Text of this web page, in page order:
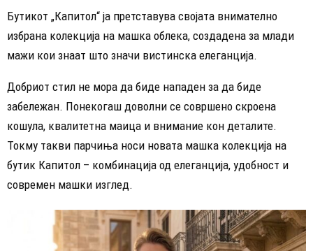
Бутикот „Капитол“ ја претставува својата внимателно
избрана колекција на машка облека, создадена за млади
мажи кои знаат што значи вистинска елеганција.
Добриот стил не мора да биде нападен за да биде
забележан. Понекогаш доволни се совршено скроена
кошула, квалитетна маица и внимание кон деталите.
Токму такви парчиња носи новата машка колекција на
бутик Капитол – комбинација од елеганција, удобност и
современ машки изглед.